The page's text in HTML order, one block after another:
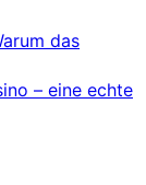
das
– eine echte